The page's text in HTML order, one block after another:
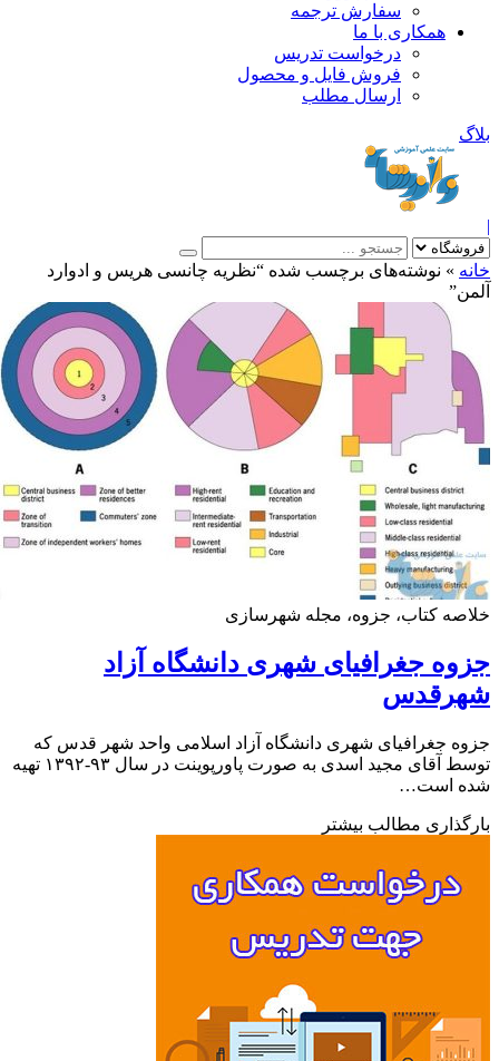
سفارش ترجمه
همکاری با ما
درخواست تدریس
فروش فایل و محصول
ارسال مطلب
»نوشته‌های برچسب شده “نظریه چانسی هریس و ادوارد
کتاب، جزوه، مجله شهرسازی
جغرافیای شهری دانشگاه آزاد
جغرافیای شهری دانشگاه آزاد اسلامی واحد شهر قدس که
توسط آقای مجید اسدی به صورت پاورپوینت در سال ۹۳-۱۳۹۲ تهیه
است…
مطالب بیشتر